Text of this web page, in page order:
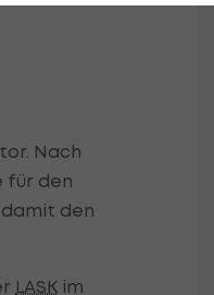
Nach
für den
damit den
LASK im